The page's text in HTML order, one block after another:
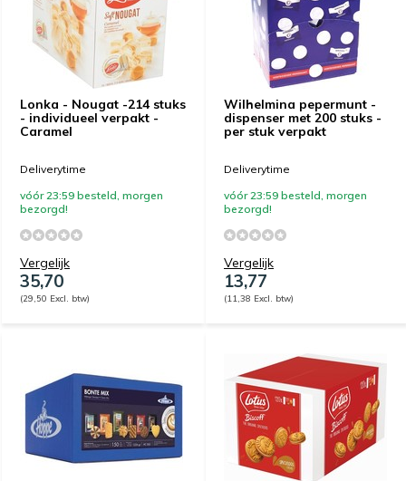
Lonka - Nougat -214 stuks
- individueel verpakt -
Caramel
Deliverytime
vóór 23:59 besteld, morgen
bezorgd!
Vergelijk
35,70
(29,50 Excl. btw)
Wilhelmina pepermunt -
dispenser met 200 stuks -
per stuk verpakt
Deliverytime
vóór 23:59 besteld, morgen
bezorgd!
Vergelijk
13,77
(11,38 Excl. btw)